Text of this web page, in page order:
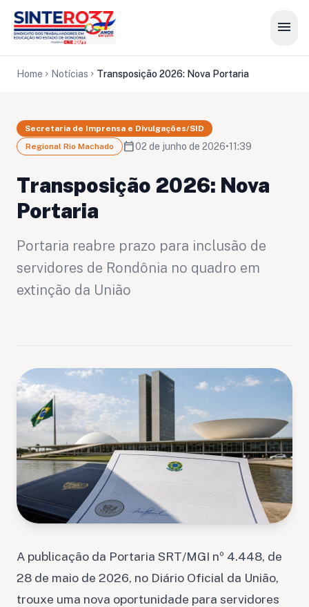
menu
Home chevron_right Notícias chevron_right Transposição 2026: Nova Portaria
Secretaria de Imprensa e Divulgações/SID
Regional Rio Machado
calendar_today02 de junho de 2026•11:39
Transposição 2026: Nova
Portaria
Portaria reabre prazo para inclusão de
servidores de Rondônia no quadro em
extinção da União
A publicação da Portaria SRT/MGI nº 4.448, de
28 de maio de 2026, no Diário Oficial da União,
trouxe uma nova oportunidade para servidores